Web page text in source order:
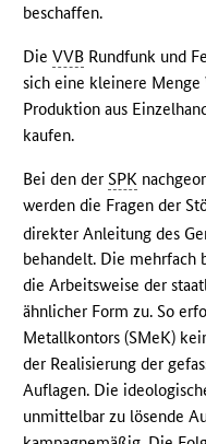
beschaffen.
DieVVB Rundfunk und
sich eine kleinere
Produktion aus
kaufen.
Bei den derSPK
werden die Fragen der
direkter Anleitung des
behandelt. Die mehrfach
die Arbeitsweise der
ähnlicher Form zu. So
Metallkontors (SMeK)
der Realisierung der
Auflagen. Die
unmittelbar zu lösende